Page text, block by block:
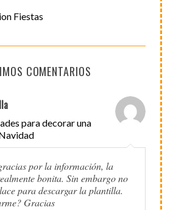
Fiestas
COMENTARIOS
para decorar una
por la información, la
bonita. Sin embargo no
para descargar la plantilla.
Gracias